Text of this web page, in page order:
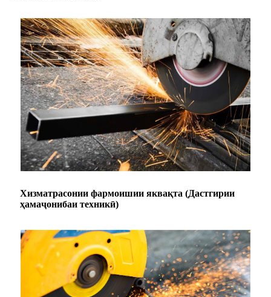
Хизматрасонии фармоишии яквақта (Дастгирии
ҳамаҷонибаи техникӣ)